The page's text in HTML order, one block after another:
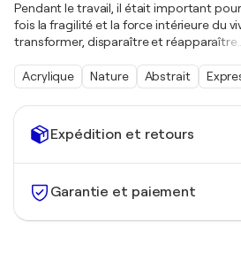
Expédition et retours
Garantie et paiement
Pendant le travail, il était important
fois la fragilité et la force intérieure du
transformer, disparaître et réapparaître
Acrylique Nature Abstrait